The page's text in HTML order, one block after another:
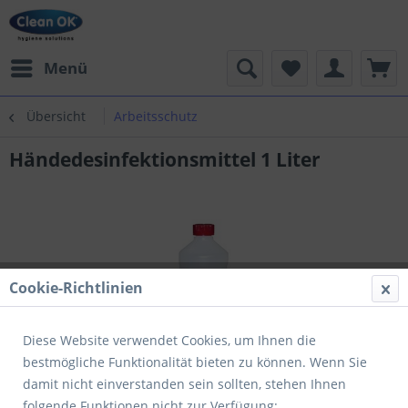
Menü
Übersicht Arbeitsschutz
Händedesinfektionsmittel 1 Liter
Cookie-Richtlinien
Diese Website verwendet Cookies, um Ihnen die
bestmögliche Funktionalität bieten zu können. Wenn Sie
damit nicht einverstanden sein sollten, stehen Ihnen